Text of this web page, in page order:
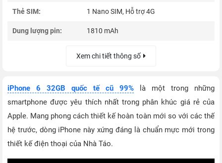
iPhone 6 32GB quốc tế cũ 99% là một trong những
smartphone được yêu thích nhất trong phân khúc giá rẻ của
Apple. Mang phong cách thiết kế hoàn toàn mới so với các thế
hệ trước, dòng iPhone này xứng đáng là chuẩn mực mới trong
thiết kế điện thoại của Nhà Táo.
Thẻ SIM: 1 Nano SIM, Hỗ trợ 4G
Dung lượng pin: 1810 mAh
Xem chi tiết thông số